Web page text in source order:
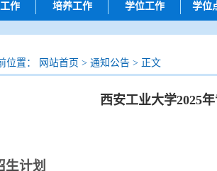
作
招生动态
博士招生
硕士招生
培养工作
培养动态
研究生创新实践系列大赛
学位工作
学位申请
论文评审
学位授予
导师工作
学位
位置： 网站首页 > 通知公告 > 正文
西安工业大学2025
生计划